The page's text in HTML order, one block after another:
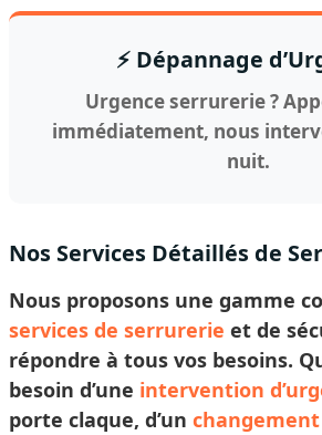
⚡ Dépannage
Urgence serrurerie ?
immédiatement, nous
nuit.
Nos Services Détaillés de
Nous proposons une gamme
services de serrurerie et de
répondre à tous vos besoins.
besoin d’une intervention
porte claque, d’un